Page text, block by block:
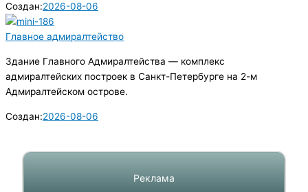
Создан:2026-08-06
Главное адмиралтейство
Здание Главного Адмиралтейства — комплекс
адмиралтейских построек в Санкт-Петербурге на 2-м
Адмиралтейском острове.
Создан:2026-08-06
Реклама